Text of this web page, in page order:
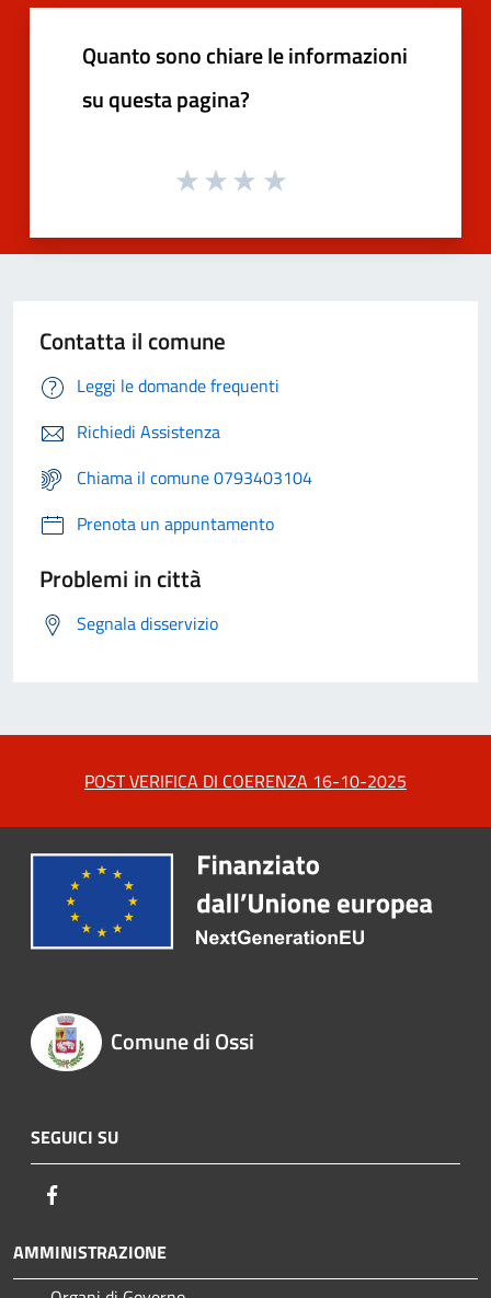
Quanto sono chiare le informazioni
su questa pagina?
Contatta il comune
Leggi le domande frequenti
Richiedi Assistenza
Chiama il comune 0793403104
Prenota un appuntamento
Problemi in città
Segnala disservizio
POST VERIFICA DI COERENZA 16-10-2025
Comune di Ossi
SEGUICI SU
AMMINISTRAZIONE